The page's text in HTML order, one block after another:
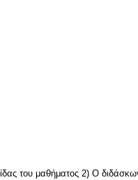
του μαθήματος 2) Ο